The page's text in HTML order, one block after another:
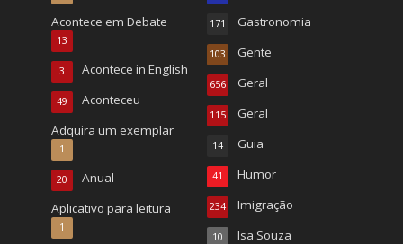
Acontece em Debate
13
Acontece in English
3
Aconteceu
49
Adquira um exemplar
1
Anual
20
Aplicativo para leitura
1
Gastronomia
171
Gente
103
Geral
656
Geral
115
Guia
14
Humor
41
Imigração
234
Isa Souza
10